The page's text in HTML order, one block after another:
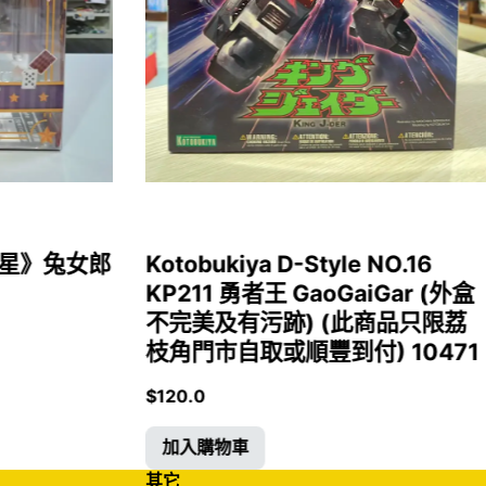
》兔女郎
Kotobukiya D-Style NO.16
KP211 勇者王 GaoGaiGar (外盒
不完美及有污跡) (此商品只限荔
枝角門市自取或順豐到付) 10471
$120.0
加入購物車
其它